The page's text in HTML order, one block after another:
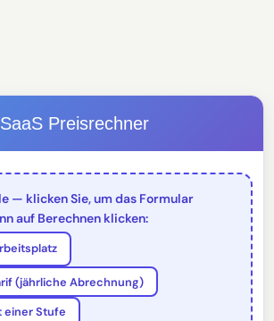
SaaS Preisrechner
— klicken Sie, um das Formular
auf Berechnen klicken:
(jährliche Abrechnung)
einer Stufe